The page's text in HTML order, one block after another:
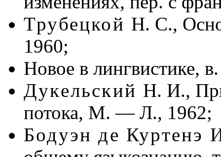
Трубецкой Н. С.,
1960;
Новое в лингвистике,
Дукельский Н. И.,
потока, М. — Л., 1962;
Бодуэн де Куртенэ